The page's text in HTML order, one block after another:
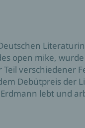
open mike,
verschiedener
Debütpreis der
lebt und